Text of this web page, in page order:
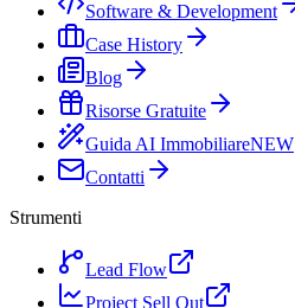
Software & Development
Case History
Blog
Risorse Gratuite
Guida AI ImmobiliareNEW
Contatti
Strumenti
Lead Flow
Project Sell Out